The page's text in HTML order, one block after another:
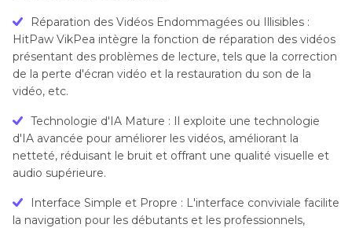
Réparation des Vidéos Endommagées ou Illisibles :
HitPaw VikPea intègre la fonction de réparation des vidéos
présentant des problèmes de lecture, tels que la correction
de la perte d'écran vidéo et la restauration du son de la
vidéo, etc.
Technologie d'IA Mature : Il exploite une technologie
d'IA avancée pour améliorer les vidéos, améliorant la
netteté, réduisant le bruit et offrant une qualité visuelle et
audio supérieure.
Interface Simple et Propre : L'interface conviviale facilite
la navigation pour les débutants et les professionnels,